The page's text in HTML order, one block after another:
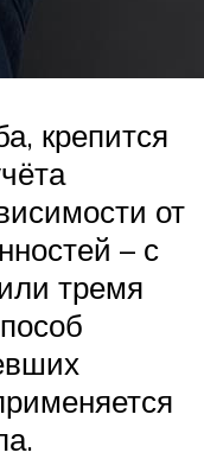
крепится
от
– с
тремя